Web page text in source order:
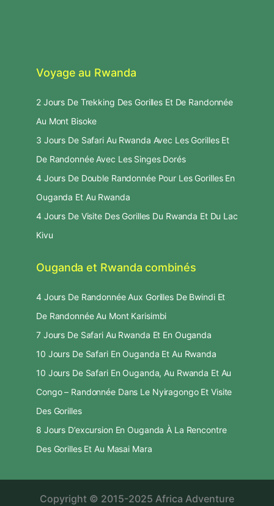
Voyage au Rwanda
2 Jours De Trekking Des Gorilles Et De Randonnée
Au Mont Bisoke
3 Jours De Safari Au Rwanda Avec Les Gorilles Et
De Randonnée Avec Les Singes Dorés
4 Jours De Double Randonnée Pour Les Gorilles En
Ouganda Et Au Rwanda
4 Jours De Visite Des Gorilles Du Rwanda Et Du Lac
Kivu
Ouganda et Rwanda combinés
4 Jours De Randonnée Aux Gorilles De Bwindi Et
De Randonnée Au Mont Karisimbi
7 Jours De Safari Au Rwanda Et En Ouganda
10 Jours De Safari En Ouganda Et Au Rwanda
10 Jours De Safari En Ouganda, Au Rwanda Et Au
Congo – Randonnée Dans Le Nyiragongo Et Visite
Des Gorilles
8 Jours D’excursion En Ouganda À La Rencontre
Des Gorilles Et Au Masai Mara
Copyright © 2015-2025 Africa Adventure